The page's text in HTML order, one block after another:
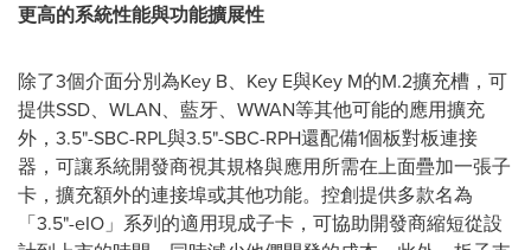
更高的系統性能與功能擴展性
除了3個介面分別為Key B、Key E與Key M的M.2擴充槽，可
提供SSD、WLAN、藍牙、WWAN等其他可能的應用擴充
外，3.5"-SBC-RPL與3.5"-SBC-RPH還配備1個板對板連接
器，可讓系統開發商視其規格與應用所需在上面疊加一張子
卡，擴充額外的連接埠或其他功能。控創提供多款名為
「3.5"-eIO」系列的適用現成子卡，可協助開發商縮短從設